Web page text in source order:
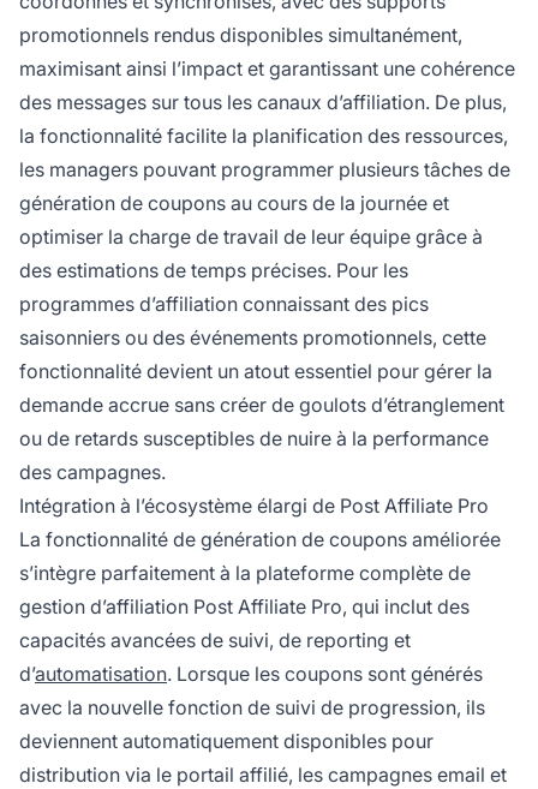
promotionnels rendus disponibles simultanément,
maximisant ainsi l’impact et garantissant une cohérence
des messages sur tous les canaux d’affiliation. De plus,
la fonctionnalité facilite la planification des ressources,
les managers pouvant programmer plusieurs tâches de
génération de coupons au cours de la journée et
optimiser la charge de travail de leur équipe grâce à
des estimations de temps précises. Pour les
programmes d’affiliation connaissant des pics
saisonniers ou des événements promotionnels, cette
fonctionnalité devient un atout essentiel pour gérer la
demande accrue sans créer de goulots d’étranglement
ou de retards susceptibles de nuire à la performance
des campagnes.
Intégration à l’écosystème élargi de Post Affiliate Pro
La fonctionnalité de génération de coupons améliorée
s’intègre parfaitement à la plateforme complète de
gestion d’affiliation Post Affiliate Pro, qui inclut des
capacités avancées de suivi, de reporting et
d’automatisation. Lorsque les coupons sont générés
avec la nouvelle fonction de suivi de progression, ils
deviennent automatiquement disponibles pour
distribution via le portail affilié, les campagnes email et